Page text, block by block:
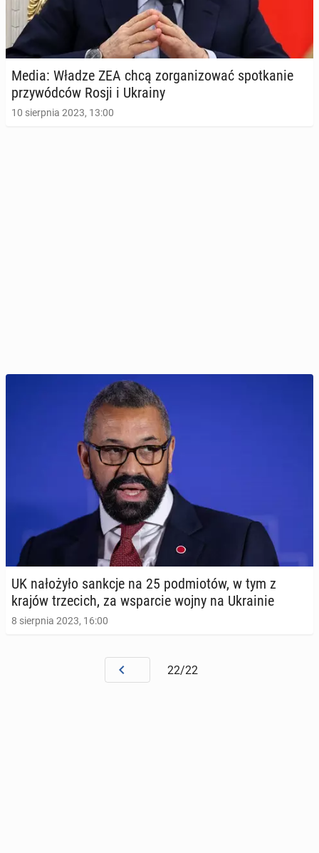
Media: Władze ZEA chcą zor­ga­ni­zo­wać spo­tka­nie
przy­wód­ców Rosji i Ukrainy
10 sierpnia 2023, 13:00
UK na­ło­ży­ło sankcje na 25 pod­mio­tów, w tym z
krajów trze­cich, za wspar­cie wojny na Ukra­inie
8 sierpnia 2023, 16:00
22/22